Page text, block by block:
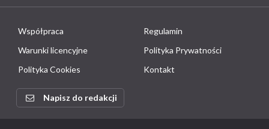
Współpraca
Regulamin
Warunki licencyjne
Polityka Prywatności
Polityka Cookies
Kontakt
Napisz do redakcji